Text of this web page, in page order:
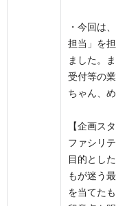
・今回は
担当」を
ました。
受付等の
ちゃん、
【企画ス
ファシリ
目的とし
もが迷う
を当てた